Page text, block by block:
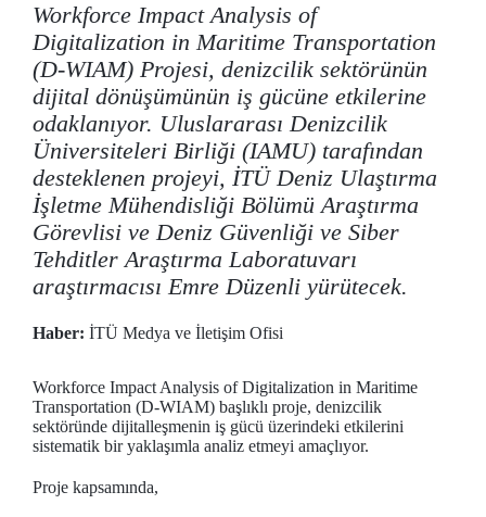
Workforce Impact Analysis of
Digitalization in Maritime Transportation
(D-WIAM) Projesi, denizcilik sektörünün
dijital dönüşümünün iş gücüne etkilerine
odaklanıyor. Uluslararası Denizcilik
Üniversiteleri Birliği (IAMU) tarafından
desteklenen projeyi, İTÜ Deniz Ulaştırma
İşletme Mühendisliği Bölümü Araştırma
Görevlisi ve Deniz Güvenliği ve Siber
Tehditler Araştırma Laboratuvarı
araştırmacısı Emre Düzenli yürütecek.
Haber: İTÜ Medya ve İletişim Ofisi
Workforce Impact Analysis of Digitalization in Maritime
Transportation (D-WIAM) başlıklı proje, denizcilik
sektöründe dijitalleşmenin iş gücü üzerindeki etkilerini
sistematik bir yaklaşımla analiz etmeyi amaçlıyor.
Proje kapsamında,